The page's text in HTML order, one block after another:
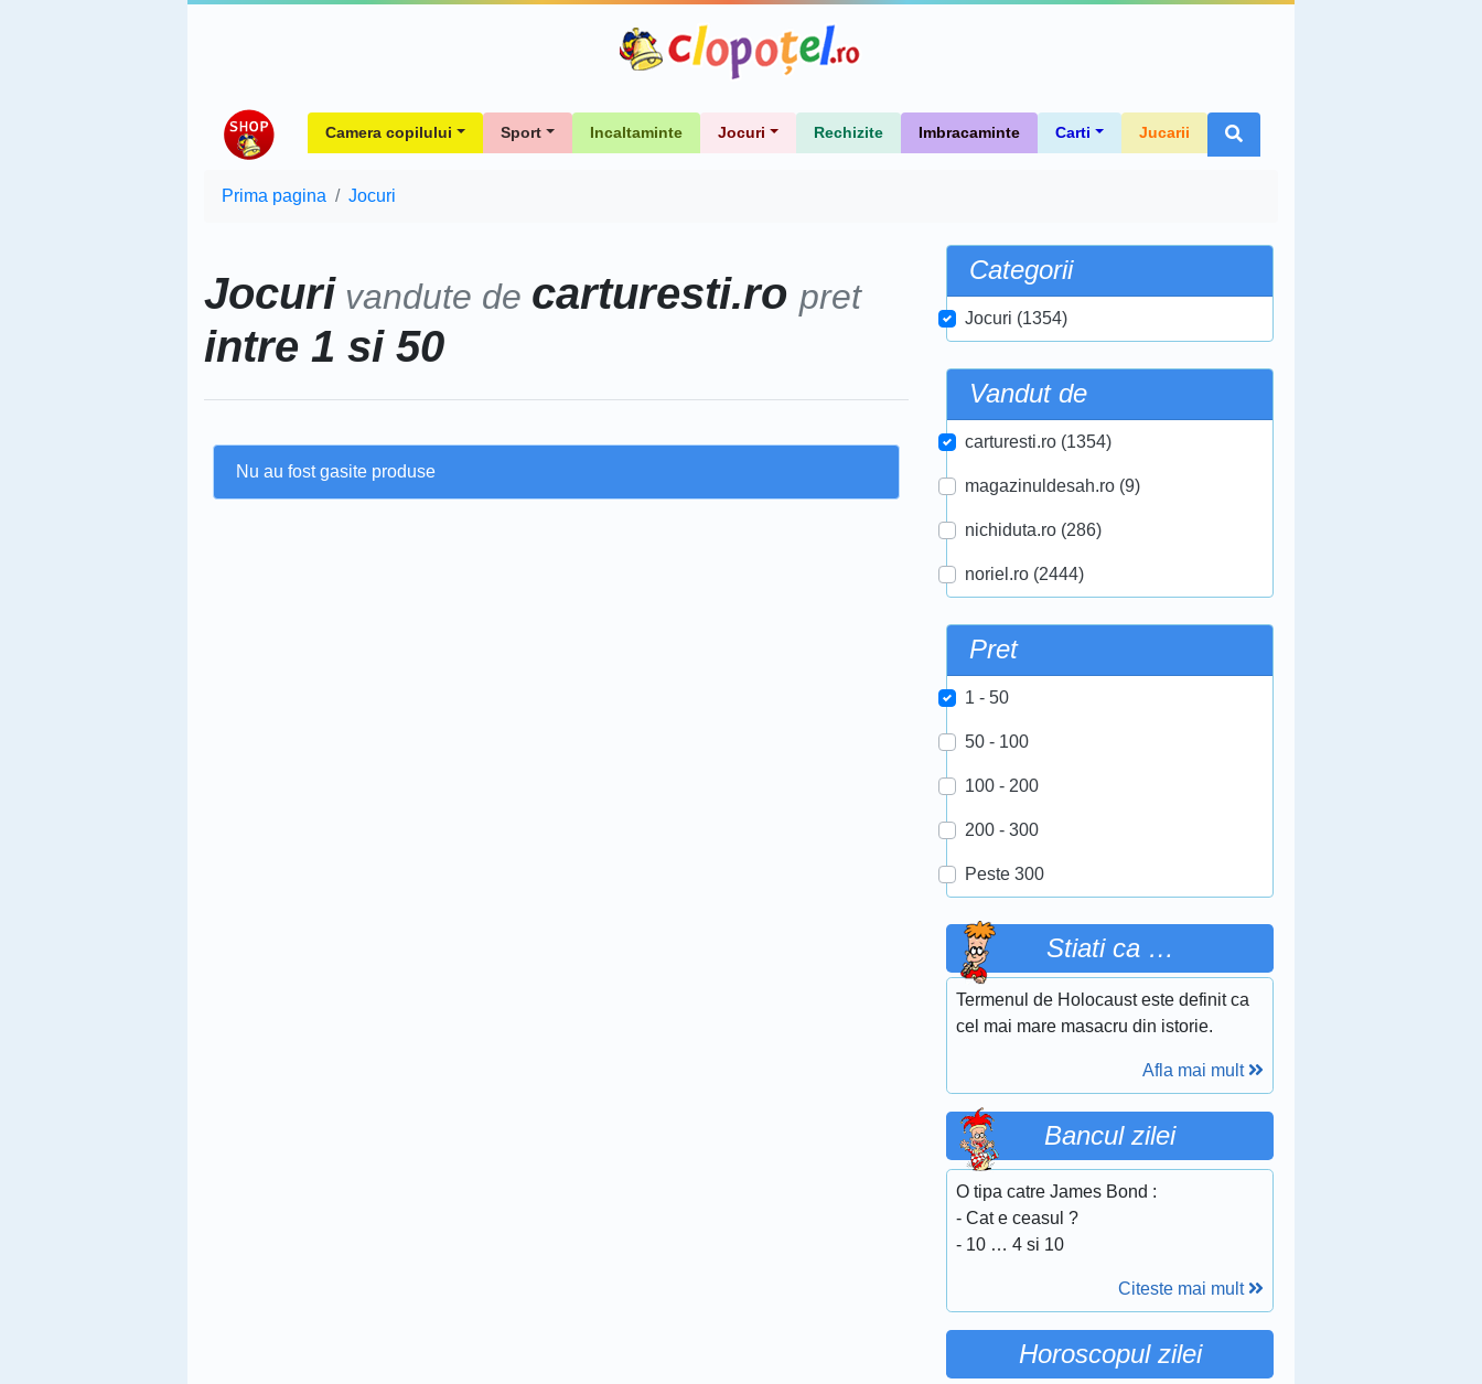
Camera copilului Sport Incaltaminte Jocuri Rechizite Imbracaminte Carti Jucarii
Prima pagina Jocuri
Jocuri vandute de carturesti.ro pret
intre 1 si 50
Nu au fost gasite produse
Categorii
Jocuri (1354)
Vandut de
carturesti.ro (1354)
magazinuldesah.ro (9)
nichiduta.ro (286)
noriel.ro (2444)
Pret
1 - 50
50 - 100
100 - 200
200 - 300
Peste 300
Stiati ca …
Termenul de Holocaust este definit ca
cel mai mare masacru din istorie.
Afla mai mult
Bancul zilei
O tipa catre James Bond :
- Cat e ceasul ?
- 10 … 4 si 10
Citeste mai mult
Horoscopul zilei